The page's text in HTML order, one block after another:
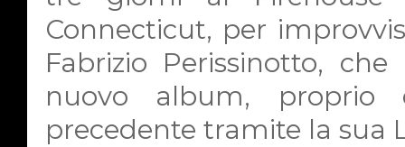
Connecticut, per
Fabrizio Perissinotto,
nuovo album,
precedente tramite la sua